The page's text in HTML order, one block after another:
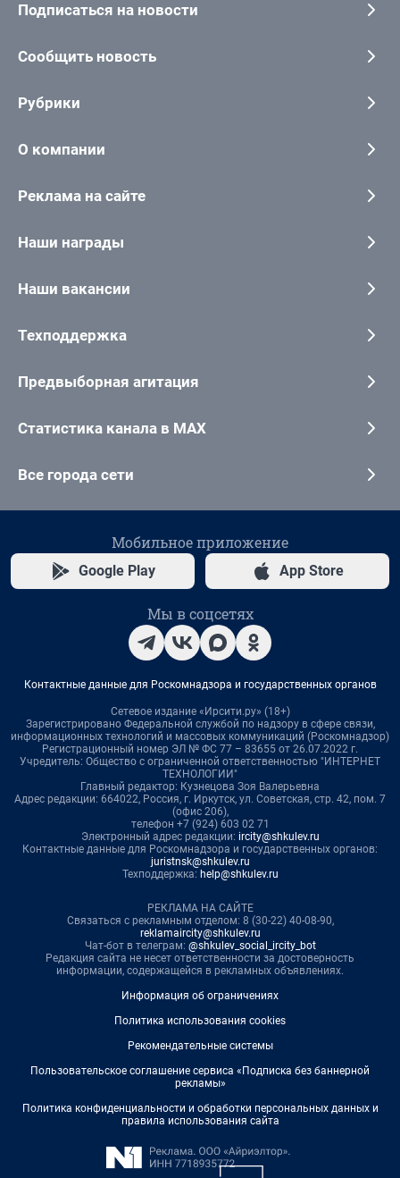
Подписаться на новости
Сообщить новость
Рубрики
О компании
Реклама на сайте
Наши награды
Наши вакансии
Техподдержка
Предвыборная агитация
Статистика канала в MAX
Все города сети
Мобильное приложение
Google Play App Store
Мы в соцсетях
Контактные данные для Роскомнадзора и государственных органов
Сетевое издание «Ирсити.ру» (18+)
Зарегистрировано Федеральной службой по надзору в сфере связи,
информационных технологий и массовых коммуникаций (Роскомнадзор)
Регистрационный номер ЭЛ № ФС 77 – 83655 от 26.07.2022 г.
Учредитель: Общество с ограниченной ответственностью "ИНТЕРНЕТ
ТЕХНОЛОГИИ"
Главный редактор: Кузнецова Зоя Валерьевна
Адрес редакции: 664022, Россия, г. Иркутск, ул. Советская, стр. 42, пом. 7
(офис 206),
телефон +7 (924) 603 02 71
Электронный адрес редакции: ircity@shkulev.ru
Контактные данные для Роскомнадзора и государственных органов:
juristnsk@shkulev.ru
Техподдержка: help@shkulev.ru
РЕКЛАМА НА САЙТЕ
Связаться с рекламным отделом: 8 (30-22) 40-08-90,
reklamaircity@shkulev.ru
Чат-бот в телеграм: @shkulev_social_ircity_bot
Редакция сайта не несет ответственности за достоверность
информации, содержащейся в рекламных объявлениях.
Информация об ограничениях
Политика использования cookies
Рекомендательные системы
Пользовательское соглашение сервиса «Подписка без баннерной
рекламы»
Политика конфиденциальности и обработки персональных данных и
правила использования сайта